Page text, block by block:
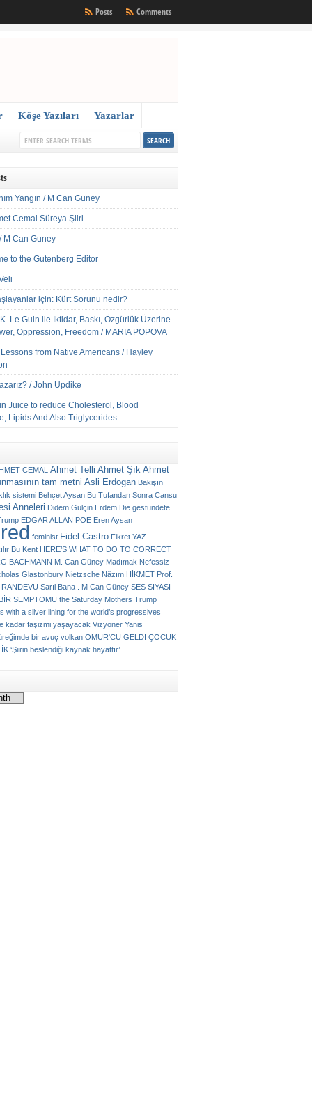
Comments
Posts
Köşe Yazıları Yazarlar
Yangın / M Can Guney
Cemal Süreya Şiiri
M Can Guney
to the Gutenberg Editor
için: Kürt Sorunu nedir?
Le Guin ile İktidar, Baskı, Özgürlük Üzerine
Oppression, Freedom / MARIA POPOVA
from Native Americans / Hayley
/ John Updike
Juice to reduce Cholesterol, Blood
Lipids And Also Triglycerides
CEMAL Ahmet Telli Ahmet Şık Ahmet
tam metni Asli Erdogan Bakişın
sistemi Behçet Aysan Bu Tufandan Sonra Cansu
Anneleri Didem Gülçin Erdem Die gestundete
EDGAR ALLAN POE Eren Aysan
feminist Fidel Castro Fikret YAZ
Bu Kent HERE’S WHAT TO DO TO CORRECT
BACHMANN M. Can Güney Madımak Nefessiz
Glastonbury Nietzsche Nâzım HİKMET Prof.
RANDEVU Sarıl Bana . M Can Güney SES SİYASİ
SEMPTOMU the Saturday Mothers Trump
with a silver lining for the world’s progressives
kadar faşizmi yaşayacak Vizyoner Yanis
bir avuç volkan ÖMÜR'CÜ GELDİ ÇOCUK
‘Şiirin beslendiği kaynak hayattır’